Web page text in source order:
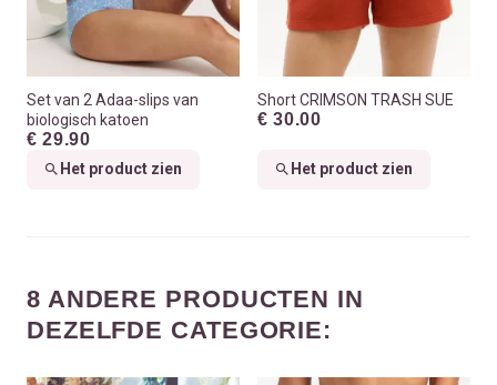
Set van 2 Adaa-slips van
biologisch katoen
€ 29.90
Het product zien
Short CRIMSON TRASH SUE
€ 30.00
Het product zien
8 ANDERE PRODUCTEN IN
DEZELFDE CATEGORIE: